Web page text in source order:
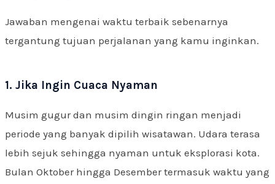
Jawaban mengenai waktu terbaik sebenarnya
tergantung tujuan perjalanan yang kamu inginkan.
1. Jika Ingin Cuaca Nyaman
Musim gugur dan musim dingin ringan menjadi
periode yang banyak dipilih wisatawan. Udara terasa
lebih sejuk sehingga nyaman untuk eksplorasi kota.
Bulan Oktober hingga Desember termasuk waktu yang